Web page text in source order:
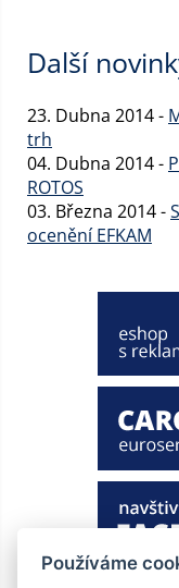
Další
23. Dubna 2014 -
trh
04. Dubna 2014 -
ROTOS
03. Března 2014 -
ocenění EFKAM
Používáme